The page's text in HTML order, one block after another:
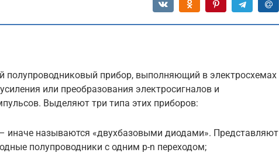
полупроводниковый прибор, выполняющий в электросхемах
или преобразования электросигналов и
Выделяют три типа этих приборов:
иначе называются «двухбазовыми диодами». Представляют
полупроводники с одним p-n переходом;